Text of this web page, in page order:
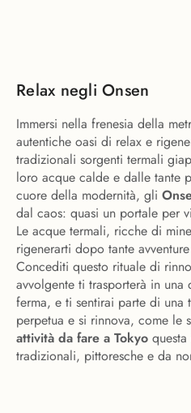
Relax negli Onsen
Immersi nella frenesia della
autentiche oasi di relax e
tradizionali sorgenti termali
loro acque calde e dalle tante
cuore della modernità, gli
dal caos: quasi un portale per
Le acque termali, ricche di
rigenerarti dopo tante
Concediti questo rituale di
avvolgente ti trasporterà in
ferma, e ti sentirai parte di una
perpetua e si rinnova, come le
attività da fare a Tokyo
tradizionali, pittoresche e da